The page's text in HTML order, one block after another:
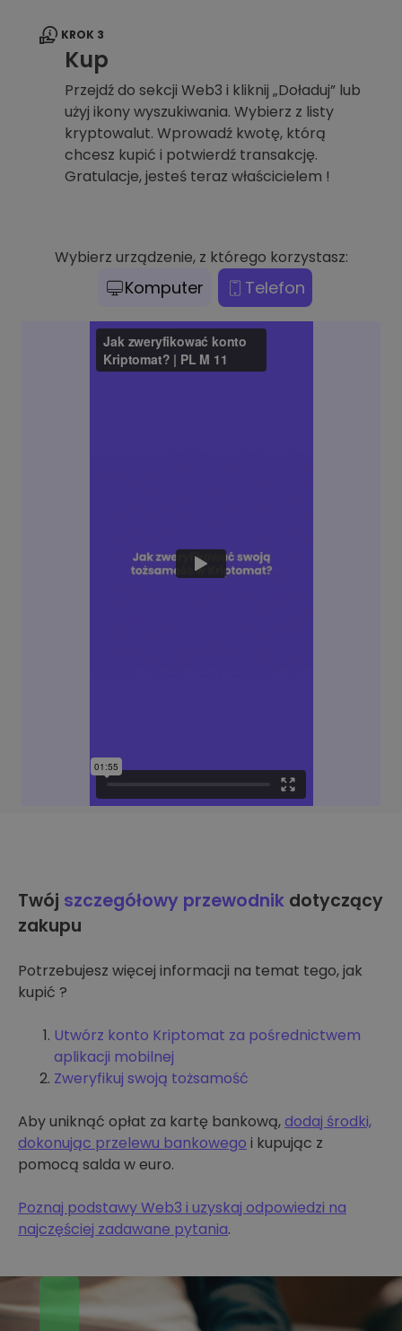
KROK 3
Kup
Przejdź do sekcji Web3 i kliknij „Doładuj” lub
użyj ikony wyszukiwania. Wybierz z listy
kryptowalut. Wprowadź kwotę, którą
chcesz kupić i potwierdź transakcję.
Gratulacje, jesteś teraz właścicielem !
Wybierz urządzenie, z którego korzystasz:
Komputer Telefon
Twój szczegółowy przewodnik dotyczący
zakupu
Potrzebujesz więcej informacji na temat tego, jak
kupić ?
Utwórz konto Kriptomat za pośrednictwem
aplikacji mobilnej
Zweryfikuj swoją tożsamość
Aby uniknąć opłat za kartę bankową,dodaj środki,
dokonując przelewu bankowego i kupując z
pomocą salda w euro.
Poznaj podstawy Web3 i uzyskaj odpowiedzi na
najczęściej zadawane pytania.